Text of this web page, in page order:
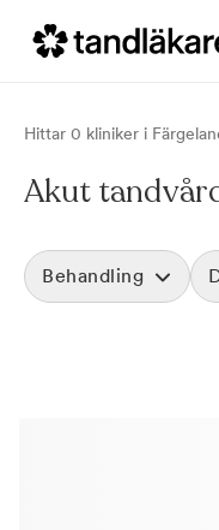
Hittar 0 kliniker i
Akut
Behandling